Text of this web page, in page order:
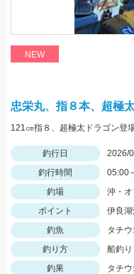
NEW
忠栄丸、指８本、超極
121㎝指８、超極太ドラゴン登
釣行日
2026/
釣行時間
05:00
釣場
沖・
ポイント
伊良
釣魚
タチウ
釣り方
船釣り
釣果
タチ